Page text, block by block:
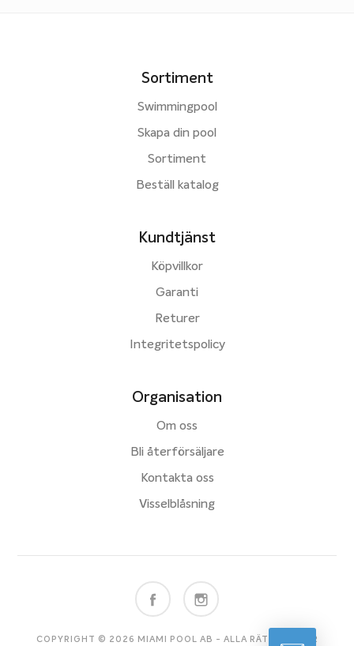
Sortiment
Swimmingpool
Skapa din pool
Sortiment
Beställ katalog
Kundtjänst
Köpvillkor
Garanti
Returer
Integritetspolicy
Organisation
Om oss
Bli återförsäljare
Kontakta oss
Visselblåsning
COPYRIGHT © 2026 MIAMI POOL AB - ALLA RÄTTIGHETER